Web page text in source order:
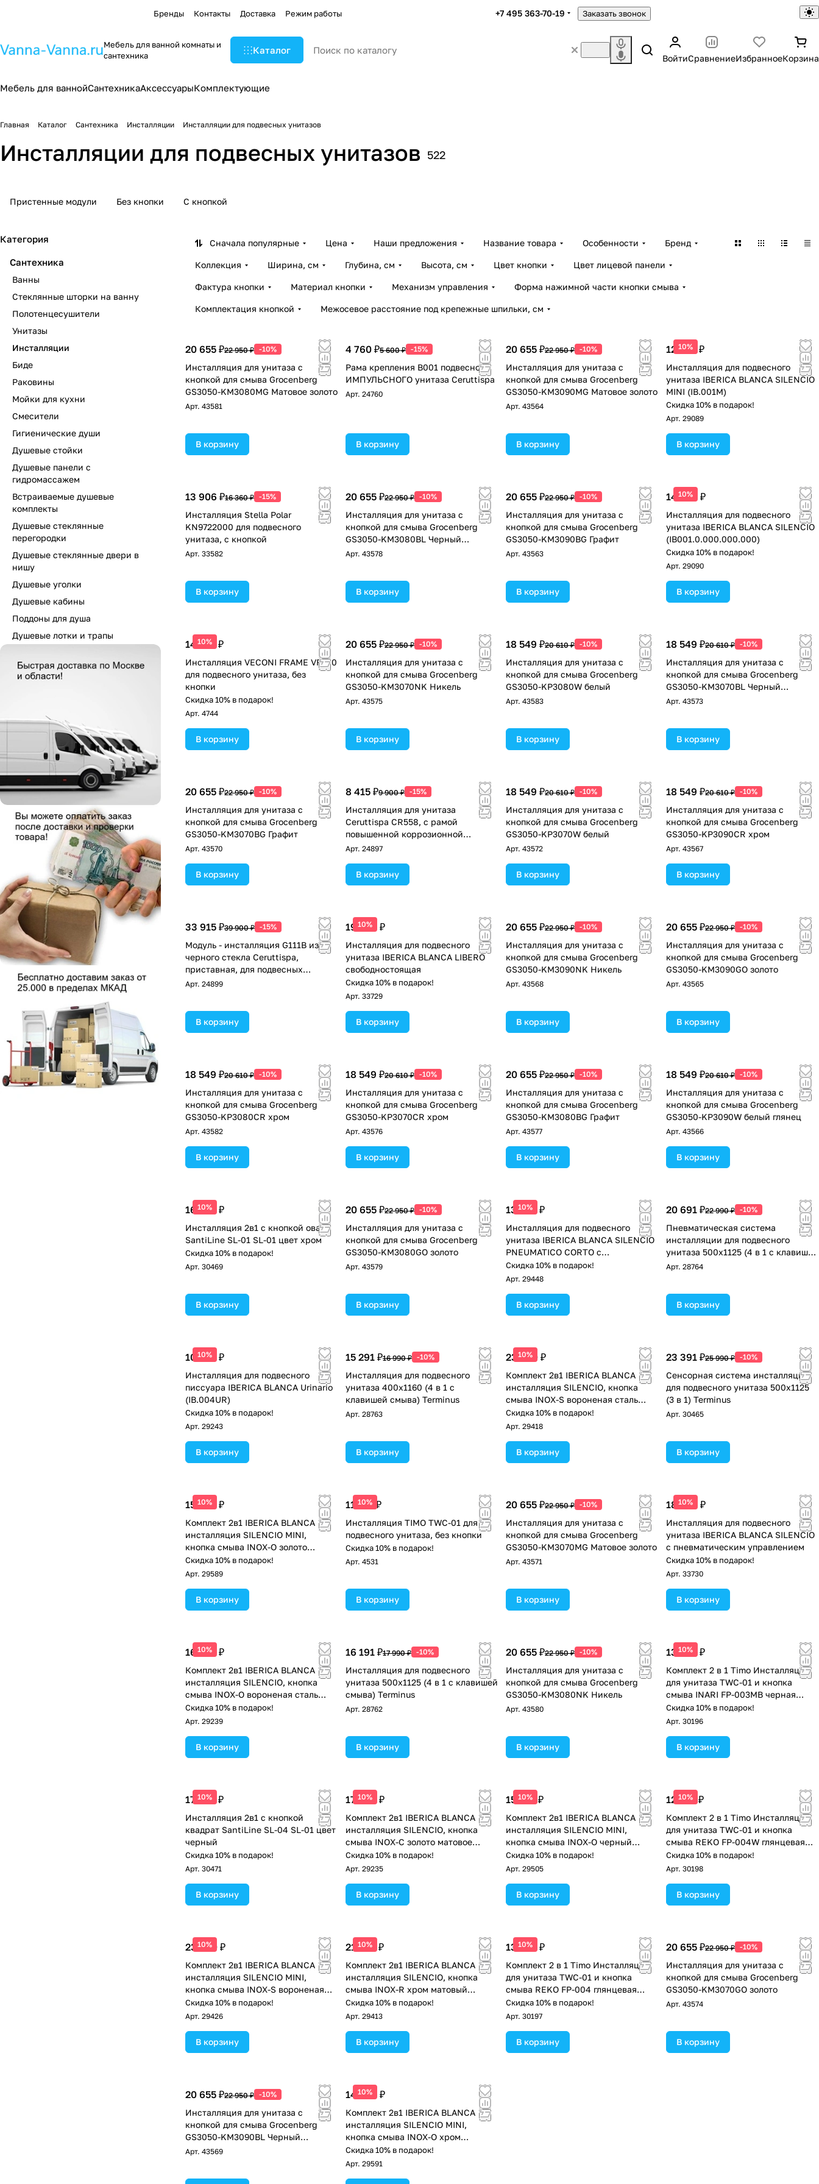
Бренды Контакты Доставка Режим работы +7 495 363-70-19 Заказать звонок
Мебель для ванной комнаты и
сантехника
Каталог
ВойтиСравнениеИзбранноеКорзина
Мебель для ваннойСантехникаАксессуарыКомплектующие
Главная Каталог Сантехника Инсталляции Инсталляции для подвесных унитазов
Инсталляции для подвесных унитазов 522
Пристенные модули Без кнопки С кнопкой
Сначала популярные Цена Наши предложения Название товара Особенности Бренд
Коллекция Ширина, см Глубина, см Высота, см Цвет кнопки Цвет лицевой панели
Фактура кнопки Материал кнопки Механизм управления Форма нажимной части кнопки смыва
Комплектация кнопкой Межосевое расстояние под крепежные шпильки, см
20 655 ₽22 950 ₽ -10%
Инсталляция для унитаза с
кнопкой для смыва Grocenberg
GS3050-KM3080MG Матовое золото
Арт. 43581
В корзину
4 760 ₽5 600 ₽ -15%
Рама крепления B001 подвесного
ИМПУЛЬСНОГО унитаза Ceruttispa
Арт. 24760
В корзину
20 655 ₽22 950 ₽ -10%
Инсталляция для унитаза с
кнопкой для смыва Grocenberg
GS3050-KM3090MG Матовое золото
Арт. 43564
В корзину
10%
12 290 ₽
Инсталляция для подвесного
унитаза IBERICA BLANCA SILENCIO
MINI (IB.001M)
Скидка 10% в подарок!
Арт. 29089
В корзину
13 906 ₽16 360 ₽ -15%
Инсталляция Stella Polar
KN9722000 для подвесного
унитаза, с кнопкой
Арт. 33582
В корзину
20 655 ₽22 950 ₽ -10%
Инсталляция для унитаза с
кнопкой для смыва Grocenberg
GS3050-KM3080BL Черный
матовый
Арт. 43578
В корзину
20 655 ₽22 950 ₽ -10%
Инсталляция для унитаза с
кнопкой для смыва Grocenberg
GS3050-KM3090BG Графит
Арт. 43563
В корзину
10%
14 390 ₽
Инсталляция для подвесного
унитаза IBERICA BLANCA SILENCIO
(IB001.0.000.000.000)
Скидка 10% в подарок!
Арт. 29090
В корзину
10%
14 532 ₽
Инсталляция VECONI FRAME VF600
для подвесного унитаза, без
кнопки
Скидка 10% в подарок!
Арт. 4744
В корзину
20 655 ₽22 950 ₽ -10%
Инсталляция для унитаза с
кнопкой для смыва Grocenberg
GS3050-KM3070NK Никель
Арт. 43575
В корзину
18 549 ₽20 610 ₽ -10%
Инсталляция для унитаза с
кнопкой для смыва Grocenberg
GS3050-KP3080W белый
Арт. 43583
В корзину
18 549 ₽20 610 ₽ -10%
Инсталляция для унитаза с
кнопкой для смыва Grocenberg
GS3050-KM3070BL Черный
матовый
Арт. 43573
В корзину
20 655 ₽22 950 ₽ -10%
Инсталляция для унитаза с
кнопкой для смыва Grocenberg
GS3050-KM3070BG Графит
Арт. 43570
В корзину
8 415 ₽9 900 ₽ -15%
Инсталляция для унитаза
Ceruttispa CR558, с рамой
повышенной коррозионной
стойкости
Арт. 24897
В корзину
18 549 ₽20 610 ₽ -10%
Инсталляция для унитаза с
кнопкой для смыва Grocenberg
GS3050-KP3070W белый
Арт. 43572
В корзину
18 549 ₽20 610 ₽ -10%
Инсталляция для унитаза с
кнопкой для смыва Grocenberg
GS3050-KP3090CR хром
Арт. 43567
В корзину
33 915 ₽39 900 ₽ -15%
Модуль - инсталляция G111B из
черного стекла Ceruttispa,
приставная, для подвесных
унитазов
Арт. 24899
В корзину
10%
19 900 ₽
Инсталляция для подвесного
унитаза IBERICA BLANCA LIBERO
свободностоящая
Скидка 10% в подарок!
Арт. 33729
В корзину
20 655 ₽22 950 ₽ -10%
Инсталляция для унитаза с
кнопкой для смыва Grocenberg
GS3050-KM3090NK Никель
Арт. 43568
В корзину
20 655 ₽22 950 ₽ -10%
Инсталляция для унитаза с
кнопкой для смыва Grocenberg
GS3050-KM3090GO золото
Арт. 43565
В корзину
18 549 ₽20 610 ₽ -10%
Инсталляция для унитаза с
кнопкой для смыва Grocenberg
GS3050-KP3080CR хром
Арт. 43582
В корзину
18 549 ₽20 610 ₽ -10%
Инсталляция для унитаза с
кнопкой для смыва Grocenberg
GS3050-KP3070CR хром
Арт. 43576
В корзину
20 655 ₽22 950 ₽ -10%
Инсталляция для унитаза с
кнопкой для смыва Grocenberg
GS3050-KM3080BG Графит
Арт. 43577
В корзину
18 549 ₽20 610 ₽ -10%
Инсталляция для унитаза с
кнопкой для смыва Grocenberg
GS3050-KP3090W белый глянец
Арт. 43566
В корзину
10%
16 500 ₽
Инсталляция 2в1 с кнопкой овал
SantiLine SL-01 SL-01 цвет хром
Скидка 10% в подарок!
Арт. 30469
В корзину
20 655 ₽22 950 ₽ -10%
Инсталляция для унитаза с
кнопкой для смыва Grocenberg
GS3050-KM3080GO золото
Арт. 43579
В корзину
10%
13 290 ₽
Инсталляция для подвесного
унитаза IBERICA BLANCA SILENCIO
PNEUMATICO CORTO с
пневматическим управлением
(IB.800APC)
Скидка 10% в подарок!
Арт. 29448
В корзину
20 691 ₽22 990 ₽ -10%
Пневматическая система
инсталляции для подвесного
унитаза 500х1125 (4 в 1 с клавишей
смыва) Terminus
Арт. 28764
В корзину
10%
10 626 ₽
Инсталляция для подвесного
писсуара IBERICA BLANCA Urinario
(IB.004UR)
Скидка 10% в подарок!
Арт. 29243
В корзину
15 291 ₽16 990 ₽ -10%
Инсталляция для подвесного
унитаза 400х1160 (4 в 1 с
клавишей смыва) Terminus
Арт. 28763
В корзину
10%
23 460 ₽
Комплект 2в1 IBERICA BLANCA
инсталляция SILENCIO, кнопка
смыва INOX-S вороненая сталь
(IB001.016.02)
Скидка 10% в подарок!
Арт. 29418
В корзину
23 391 ₽25 990 ₽ -10%
Сенсорная система инсталляции
для подвесного унитаза 500х1125
(3 в 1) Terminus
Арт. 30465
В корзину
10%
15 800 ₽
Комплект 2в1 IBERICA BLANCA
инсталляция SILENCIO MINI,
кнопка смыва INOX-O золото
матовое (IB.001M.815)
Скидка 10% в подарок!
Арт. 29589
В корзину
10%
11 175 ₽
Инсталляция TIMO TWC-01 для
подвесного унитаза, без кнопки
Скидка 10% в подарок!
Арт. 4531
В корзину
20 655 ₽22 950 ₽ -10%
Инсталляция для унитаза с
кнопкой для смыва Grocenberg
GS3050-KM3070MG Матовое золото
Арт. 43571
В корзину
10%
18 990 ₽
Инсталляция для подвесного
унитаза IBERICA BLANCA SILENCIO
с пневматическим управлением
Скидка 10% в подарок!
Арт. 33730
В корзину
10%
16 670 ₽
Комплект 2в1 IBERICA BLANCA
инсталляция SILENCIO, кнопка
смыва INOX-O вороненая сталь
(IB001.818)
Скидка 10% в подарок!
Арт. 29239
В корзину
16 191 ₽17 990 ₽ -10%
Инсталляция для подвесного
унитаза 500х1125 (4 в 1 с клавишей
смыва) Terminus
Арт. 28762
В корзину
20 655 ₽22 950 ₽ -10%
Инсталляция для унитаза с
кнопкой для смыва Grocenberg
GS3050-KM3080NK Никель
Арт. 43580
В корзину
10%
13 350 ₽
Комплект 2 в 1 Timo Инсталляция
для унитаза TWC-01 и кнопка
смыва INARI FP-003MB черная
матовая
Скидка 10% в подарок!
Арт. 30196
В корзину
10%
17 500 ₽
Инсталляция 2в1 с кнопкой
квадрат SantiLine SL-04 SL-01 цвет
черный
Скидка 10% в подарок!
Арт. 30471
В корзину
10%
17 830 ₽
Комплект 2в1 IBERICA BLANCA
инсталляция SILENCIO, кнопка
смыва INOX-C золото матовое
(IB001.115)
Скидка 10% в подарок!
Арт. 29235
В корзину
10%
15 410 ₽
Комплект 2в1 IBERICA BLANCA
инсталляция SILENCIO MINI,
кнопка смыва INOX-O черный
матовый (IB.001M.812)
Скидка 10% в подарок!
Арт. 29505
В корзину
10%
12 750 ₽
Комплект 2 в 1 Timo Инсталляция
для унитаза TWC-01 и кнопка
смыва REKO FP-004W глянцевая
белая
Скидка 10% в подарок!
Арт. 30198
В корзину
10%
23 460 ₽
Комплект 2в1 IBERICA BLANCA
инсталляция SILENCIO MINI,
кнопка смыва INOX-S вороненая
сталь (IB.001М.016.02)
Скидка 10% в подарок!
Арт. 29426
В корзину
10%
21 230 ₽
Комплект 2в1 IBERICA BLANCA
инсталляция SILENCIO, кнопка
смыва INOX-R хром матовый
(IB001.015.01)
Скидка 10% в подарок!
Арт. 29413
В корзину
10%
13 350 ₽
Комплект 2 в 1 Timo Инсталляция
для унитаза TWC-01 и кнопка
смыва REKO FP-004 глянцевая
хромированная
Скидка 10% в подарок!
Арт. 30197
В корзину
20 655 ₽22 950 ₽ -10%
Инсталляция для унитаза с
кнопкой для смыва Grocenberg
GS3050-KM3070GO золото
Арт. 43574
В корзину
20 655 ₽22 950 ₽ -10%
Инсталляция для унитаза с
кнопкой для смыва Grocenberg
GS3050-KM3090BL Черный
матовый
Арт. 43569
10%
14 630 ₽
Комплект 2в1 IBERICA BLANCA
инсталляция SILENCIO MINI,
кнопка смыва INOX-O хром
матовый (IB.001M.8132)
Скидка 10% в подарок!
Арт. 29591
Категория
Сантехника
Ванны
Стеклянные шторки на ванну
Полотенцесушители
Унитазы
Инсталляции
Биде
Раковины
Мойки для кухни
Смесители
Гигиенические души
Душевые стойки
Душевые панели с
гидромассажем
Встраиваемые душевые
комплекты
Душевые стеклянные
перегородки
Душевые стеклянные двери в
нишу
Душевые уголки
Душевые кабины
Поддоны для душа
Душевые лотки и трапы